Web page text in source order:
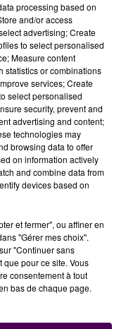
il n’y a
avec la
ont pu aboutir
dos d’âne,
Cela concerne le
de 300 euros,
réajustement des
.
processing based on
and/or access
advertising; Create
to select personalised
Measure content
statistics or combinations
services; Create
select personalised
security, prevent and
advertising and content;
technologies may
browsing data to offer
on information actively
and combine data from
devices based on
et fermer", ou affiner en
"Gérer mes choix".
"Continuer sans
pour ce site. Vous
consentement à tout
bas de chaque page.